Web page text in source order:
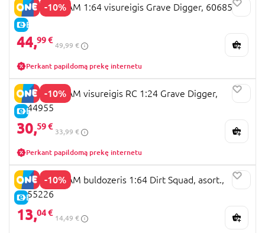
-10%
E-KAINA
MONSTER JAM 1:64 visureigis Grave Digger, 6068563
44,99 €
49,99 €
Perkant papildomą prekę internetu
-10%
E-KAINA
MONSTER JAM visureigis RC 1:24 Grave Digger,
6044955
30,59 €
33,99 €
Perkant papildomą prekę internetu
-10%
E-KAINA
MONSTER JAM buldozeris 1:64 Dirt Squad, asort.,
6055226
13,04 €
14,49 €